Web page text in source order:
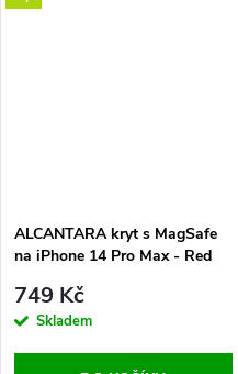
ALCANTARA kryt s MagSafe
na iPhone 14 Pro Max - Red
749 Kč
Skladem